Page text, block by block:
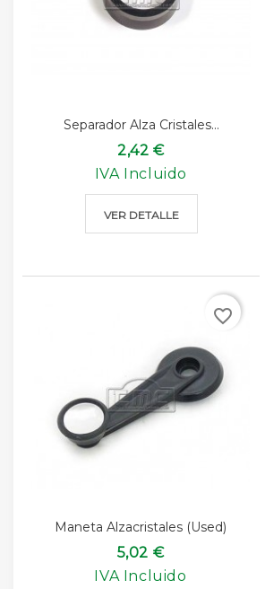
Separador Alza Cristales...
2,42 €
IVA Incluido
VER DETALLE
Maneta Alzacristales (used)
5,02 €
IVA Incluido
favorite_border